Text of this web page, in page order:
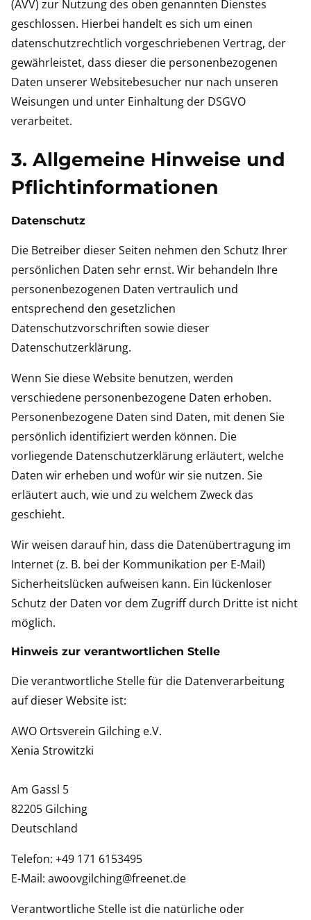
(AVV) zur Nutzung des oben genannten Dienstes
geschlossen. Hierbei handelt es sich um einen
datenschutzrechtlich vorgeschriebenen Vertrag, der
gewährleistet, dass dieser die personenbezogenen
Daten unserer Websitebesucher nur nach unseren
Weisungen und unter Einhaltung der DSGVO
verarbeitet.
3. Allgemeine Hinweise und
Pflicht­informationen
Datenschutz
Die Betreiber dieser Seiten nehmen den Schutz Ihrer
persönlichen Daten sehr ernst. Wir behandeln Ihre
personenbezogenen Daten vertraulich und
entsprechend den gesetzlichen
Datenschutzvorschriften sowie dieser
Datenschutzerklärung.
Wenn Sie diese Website benutzen, werden
verschiedene personenbezogene Daten erhoben.
Personenbezogene Daten sind Daten, mit denen Sie
persönlich identifiziert werden können. Die
vorliegende Datenschutzerklärung erläutert, welche
Daten wir erheben und wofür wir sie nutzen. Sie
erläutert auch, wie und zu welchem Zweck das
geschieht.
Wir weisen darauf hin, dass die Datenübertragung im
Internet (z. B. bei der Kommunikation per E-Mail)
Sicherheitslücken aufweisen kann. Ein lückenloser
Schutz der Daten vor dem Zugriff durch Dritte ist nicht
möglich.
Hinweis zur verantwortlichen Stelle
Die verantwortliche Stelle für die Datenverarbeitung
auf dieser Website ist:
AWO Ortsverein Gilching e.V.
Xenia Strowitzki
Am Gassl 5
82205 Gilching
Deutschland
Telefon: +49 171 6153495
E-Mail: awoovgilching@freenet.de
Verantwortliche Stelle ist die natürliche oder